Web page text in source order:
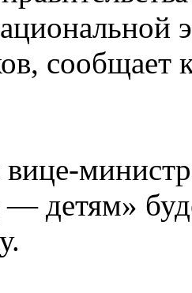
сообщает
детям»